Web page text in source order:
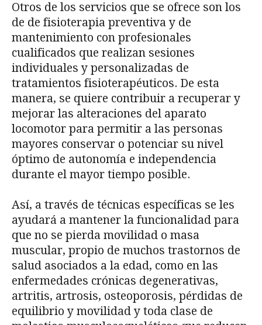
Otros de los servicios que se ofrece son los
de de fisioterapia preventiva y de
mantenimiento con profesionales
cualificados que realizan sesiones
individuales y personalizadas de
tratamientos fisioterapéuticos. De esta
manera, se quiere contribuir a recuperar y
mejorar las alteraciones del aparato
locomotor para permitir a las personas
mayores conservar o potenciar su nivel
óptimo de autonomía e independencia
durante el mayor tiempo posible.
Así, a través de técnicas específicas se les
ayudará a mantener la funcionalidad para
que no se pierda movilidad o masa
muscular, propio de muchos trastornos de
salud asociados a la edad, como en las
enfermedades crónicas degenerativas,
artritis, artrosis, osteoporosis, pérdidas de
equilibrio y movilidad y toda clase de